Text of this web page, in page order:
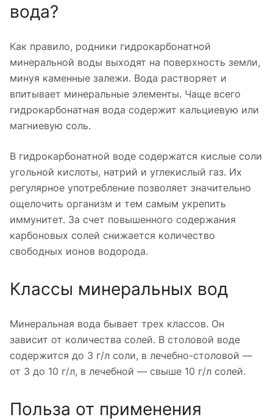
вода?
Как правило, родники гидрокарбонатной
минеральной воды выходят на поверхность земли,
минуя каменные залежи. Вода растворяет и
впитывает минеральные элементы. Чаще всего
гидрокарбонатная вода содержит кальциевую или
магниевую соль.
В гидрокарбонатной воде содержатся кислые соли
угольной кислоты, натрий и углекислый газ. Их
регулярное употребление позволяет значительно
ощелочить организм и тем самым укрепить
иммунитет. За счет повышенного содержания
карбоновых солей снижается количество
свободных ионов водорода.
Классы минеральных вод
Минеральная вода бывает трех классов. Он
зависит от количества солей. В столовой воде
содержится до 3 г/л соли, в лечебно-столовой —
от 3 до 10 г/л, в лечебной — свыше 10 г/л солей.
Польза от применения